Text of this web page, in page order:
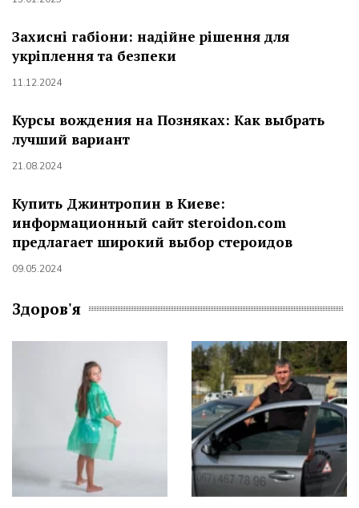
Захисні габіони: надійне рішення для
укріплення та безпеки
11.12.2024
Курсы вождения на Позняках: Как выбрать
лучший вариант
21.08.2024
Купить Джинтропин в Киеве:
информационный сайт steroidon.com
предлагает широкий выбор стероидов
09.05.2024
Здоров'я